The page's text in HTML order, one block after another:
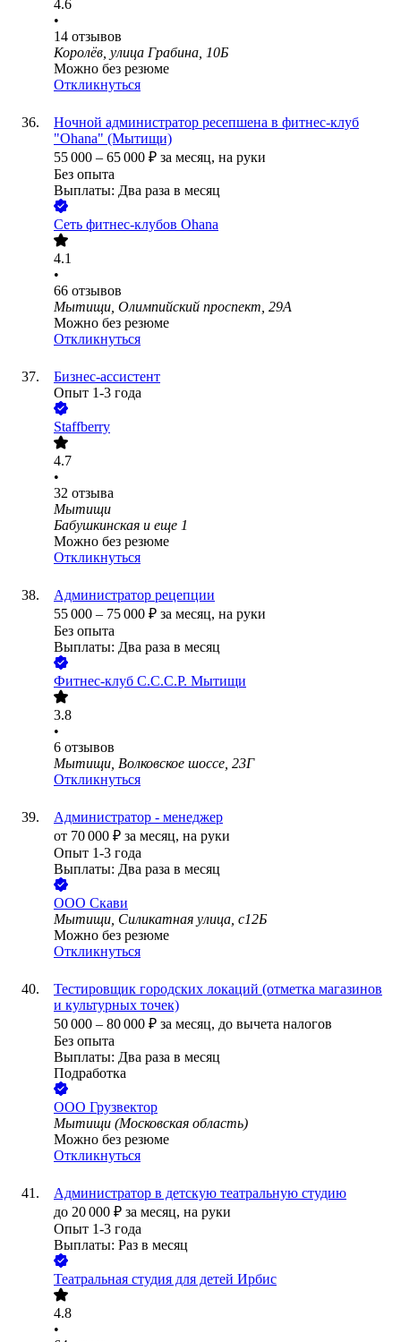
4.6
•
14 отзывов
Королёв, улица Грабина, 10Б
Можно без резюме
Откликнуться
Ночной администратор ресепшена в фитнес-клуб
"Ohana" (Мытищи)
55 000 – 65 000 ₽ за месяц, на руки
Без опыта
Выплаты: Два раза в месяц
Сеть фитнес-клубов Ohana
4.1
•
66 отзывов
Мытищи, Олимпийский проспект, 29А
Можно без резюме
Откликнуться
Бизнес-ассистент
Опыт 1-3 года
Staffberry
4.7
•
32 отзыва
Мытищи
Бабушкинская и еще 1
Можно без резюме
Откликнуться
Администратор рецепции
55 000 – 75 000 ₽ за месяц, на руки
Без опыта
Выплаты: Два раза в месяц
Фитнес-клуб С.С.С.Р. Мытищи
3.8
•
6 отзывов
Мытищи, Волковское шоссе, 23Г
Откликнуться
Администратор - менеджер
от 70 000 ₽ за месяц, на руки
Опыт 1-3 года
Выплаты: Два раза в месяц
ООО Скави
Мытищи, Силикатная улица, с12Б
Можно без резюме
Откликнуться
Тестировщик городских локаций (отметка магазинов
и культурных точек)
50 000 – 80 000 ₽ за месяц, до вычета налогов
Без опыта
Выплаты: Два раза в месяц
Подработка
ООО Грузвектор
Мытищи (Московская область)
Можно без резюме
Откликнуться
Администратор в детскую театральную студию
до 20 000 ₽ за месяц, на руки
Опыт 1-3 года
Выплаты: Раз в месяц
Театральная студия для детей Ирбис
4.8
•